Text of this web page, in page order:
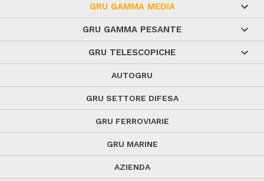
GRU GAMMA MEDIA
GRU GAMMA PESANTE
GRU TELESCOPICHE
AUTOGRU
GRU SETTORE DIFESA
GRU FERROVIARIE
GRU MARINE
AZIENDA